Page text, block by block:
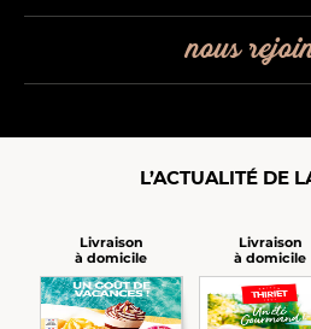
nous
L’ACTUALITÉ DE
Livraison
à domicile
Livraison
à domicile